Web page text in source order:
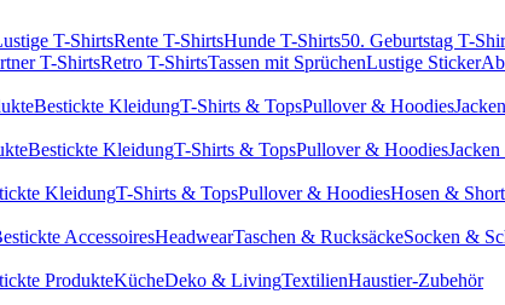
T-ShirtsRente T-ShirtsHunde T-Shirts50. Geburtstag T-
T-ShirtsRetro T-ShirtsTassen mit SprüchenLustige Sticker
Bestickte KleidungT-Shirts & TopsPullover & Hoodies
Bestickte KleidungT-Shirts & TopsPullover & Hoodies
KleidungT-Shirts & TopsPullover & HoodiesHosen &
AccessoiresHeadwearTaschen & RucksäckeSocken &
ProdukteKücheDeko & LivingTextilienHaustier-Zubehör